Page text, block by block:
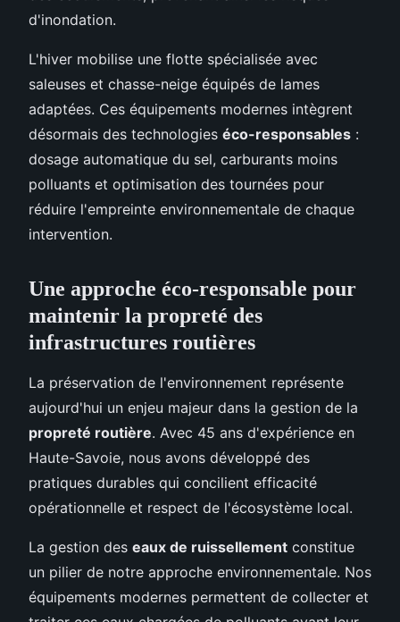
d'inondation.
L'hiver mobilise une flotte spécialisée avec
saleuses et chasse-neige équipés de lames
adaptées. Ces équipements modernes intègrent
désormais des technologies éco-responsables :
dosage automatique du sel, carburants moins
polluants et optimisation des tournées pour
réduire l'empreinte environnementale de chaque
intervention.
Une approche éco-responsable pour
maintenir la propreté des
infrastructures routières
La préservation de l'environnement représente
aujourd'hui un enjeu majeur dans la gestion de la
propreté routière. Avec 45 ans d'expérience en
Haute-Savoie, nous avons développé des
pratiques durables qui concilient efficacité
opérationnelle et respect de l'écosystème local.
La gestion des eaux de ruissellement constitue
un pilier de notre approche environnementale. Nos
équipements modernes permettent de collecter et